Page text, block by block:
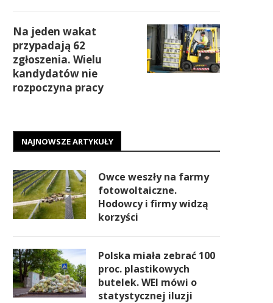
Na jeden wakat
przypadają 62
zgłoszenia. Wielu
kandydatów nie
rozpoczyna pracy
NAJNOWSZE ARTYKUŁY
Owce weszły na farmy
fotowoltaiczne.
Hodowcy i firmy widzą
korzyści
Polska miała zebrać 100
proc. plastikowych
butelek. WEI mówi o
statystycznej iluzji